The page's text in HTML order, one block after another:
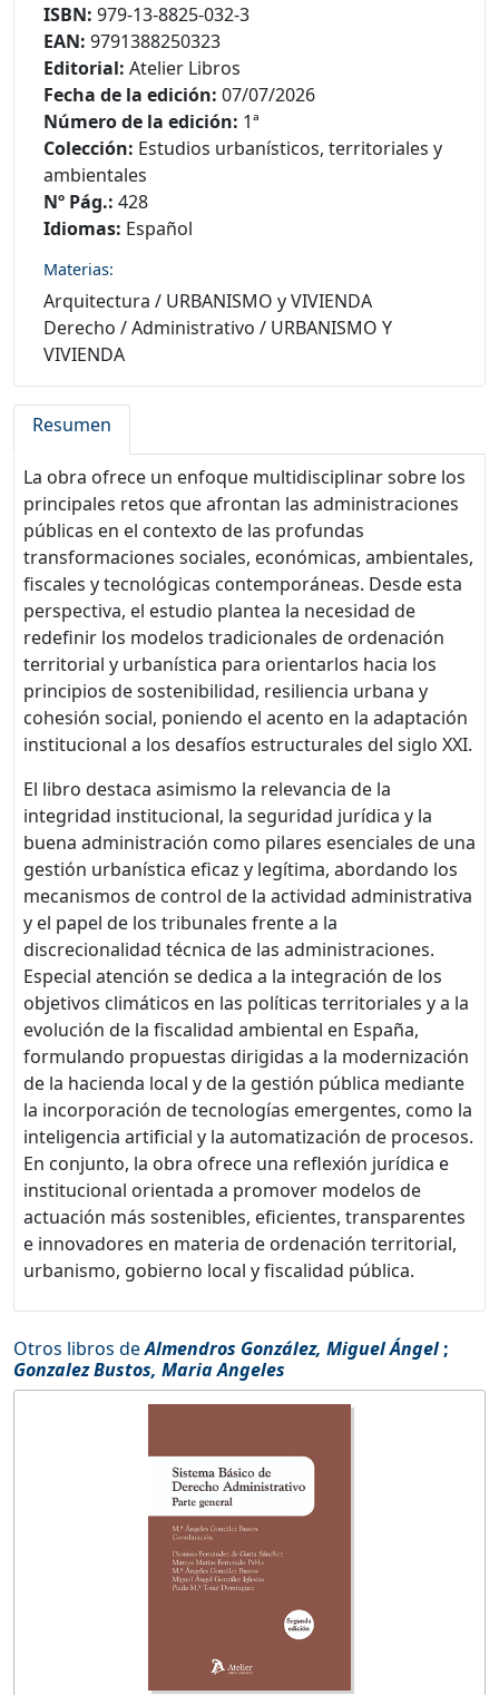
ISBN: 979-13-8825-032-3
EAN: 9791388250323
Editorial: Atelier Libros
Fecha de la edición: 07/07/2026
Número de la edición: 1ª
Colección: Estudios urbanísticos, territoriales y
ambientales
Nº Pág.: 428
Idiomas: Español
Materias:
Arquitectura / URBANISMO y VIVIENDA
Derecho /Administrativo / URBANISMO Y
VIVIENDA
Resumen
La obra ofrece un enfoque multidisciplinar sobre los
principales retos que afrontan las administraciones
públicas en el contexto de las profundas
transformaciones sociales, económicas, ambientales,
fiscales y tecnológicas contemporáneas. Desde esta
perspectiva, el estudio plantea la necesidad de
redefinir los modelos tradicionales de ordenación
territorial y urbanística para orientarlos hacia los
principios de sostenibilidad, resiliencia urbana y
cohesión social, poniendo el acento en la adaptación
institucional a los desafíos estructurales del siglo XXI.
El libro destaca asimismo la relevancia de la
integridad institucional, la seguridad jurídica y la
buena administración como pilares esenciales de una
gestión urbanística eficaz y legítima, abordando los
mecanismos de control de la actividad administrativa
y el papel de los tribunales frente a la
discrecionalidad técnica de las administraciones.
Especial atención se dedica a la integración de los
objetivos climáticos en las políticas territoriales y a la
evolución de la fiscalidad ambiental en España,
formulando propuestas dirigidas a la modernización
de la hacienda local y de la gestión pública mediante
la incorporación de tecnologías emergentes, como la
inteligencia artificial y la automatización de procesos.
En conjunto, la obra ofrece una reflexión jurídica e
institucional orientada a promover modelos de
actuación más sostenibles, eficientes, transparentes
e innovadores en materia de ordenación territorial,
urbanismo, gobierno local y fiscalidad pública.
Otros libros deAlmendros González, Miguel Ángel;
Gonzalez Bustos, Maria Angeles